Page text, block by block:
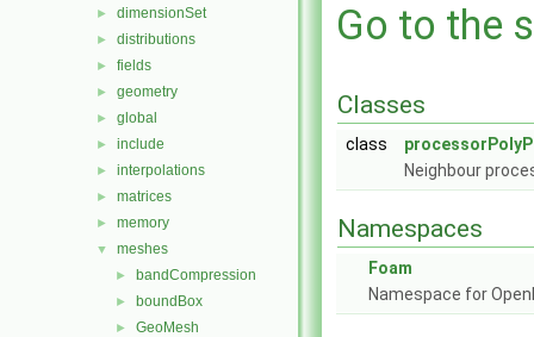
► dimensionSet
► distributions
► fields
► geometry
► global
► include
► interpolations
► matrices
► memory
▼ meshes
► bandCompression
► boundBox
► GeoMesh
Go to the
Classes
class
Neighbour
Namespaces
Foam
Namespace for